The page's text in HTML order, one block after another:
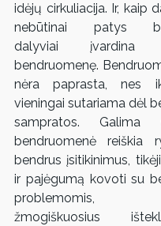
idėjų cirkuliacija. Ir, kaip
nebūtinai patys
dalyviai
bendruomenę.
nėra paprasta, nes
vieningai sutariama dėl
sampratos. Galima
bendruomenė reiškia
bendrus įsitikinimus,
ir pajėgumą kovoti su
problemomis,
žmogiškuosius